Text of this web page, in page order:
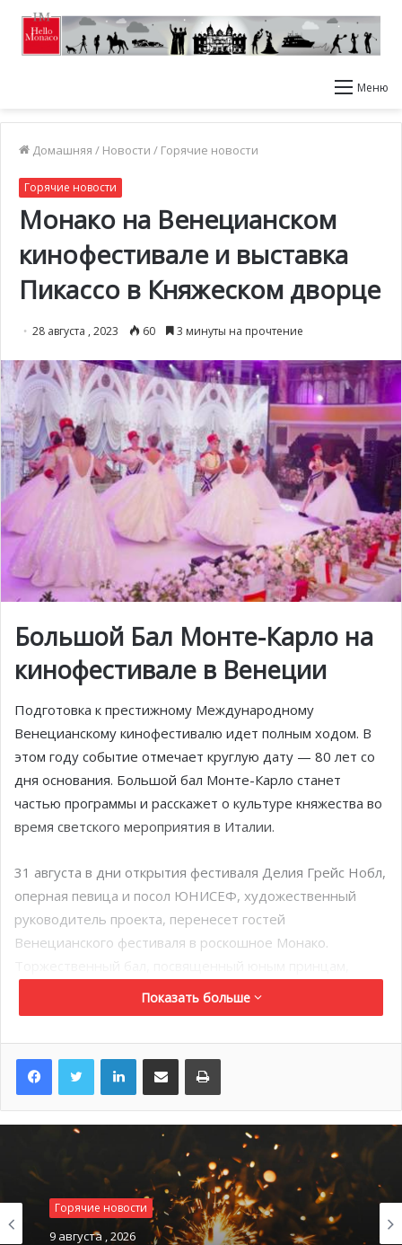
Меню
Домашняя / Новости / Горячие новости
Горячие новости
Монако на Венецианском
кинофестивале и выставка
Пикассо в Княжеском дворце
28 августа , 2023 60 3 минуты на прочтение
Большой Бал Монте-Карло на
кинофестивале в Венеции
Подготовка к престижному Международному
Венецианскому кинофестивалю идет полным ходом. В
этом году событие отмечает круглую дату — 80 лет со
дня основания. Большой бал Монте-Карло станет
частью программы и расскажет о культуре княжества во
время светского мероприятия в Италии.
31 августа в дни открытия фестиваля Делия Грейс Нобл,
оперная певица и посол ЮНИСЕФ, художественный
руководитель проекта, перенесет гостей
Венецианского фестиваля в роскошное Монако.
принцессам и знаменитой американской актрисе,
принцессе Грейс Келли, покажет как проходят
Местом проведения бала станет фешенебельный отель
ждет роскошный гала-ужин с блюдами высокой
гастрономии от шеф-повара, обладателя звезды
Мишлен Клаудио Сэдлера и красочное шоу. Среди
приглашенных гостей всемирно известные киноактеры
и актрисы.
Показать больше
LinkedInПоделиться по электронной почте Распечатать
Горячие новости
9 августа , 2026